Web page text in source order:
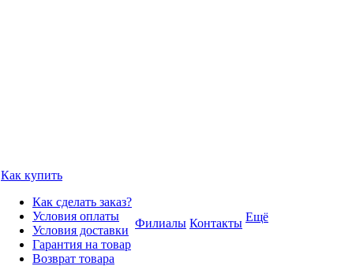
Как купить
Как сделать заказ?
Условия оплаты
Условия доставки
Гарантия на товар
Возврат товара
Филиалы Контакты Ещё